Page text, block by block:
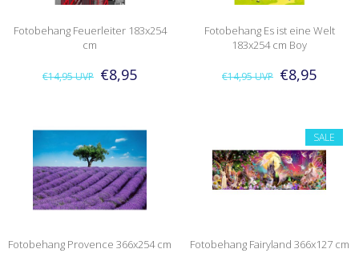
Fotobehang Feuerleiter 183x254
cm
€14,95UVP €8,95
Fotobehang Es ist eine Welt
183x254 cm Boy
€14,95UVP €8,95
Fotobehang Provence 366x254 cm
SALE
Fotobehang Fairyland 366x127 cm